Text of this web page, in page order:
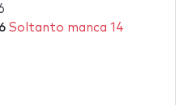
Soltanto manca 14